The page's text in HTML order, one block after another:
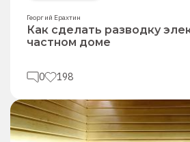
Георгий Ерахтин
Как сделать разводку
частном доме
0 198